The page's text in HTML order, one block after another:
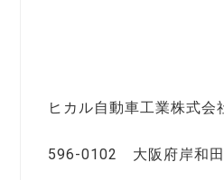
ヒカル自動車工業株式会
596-0102 大阪府岸和田